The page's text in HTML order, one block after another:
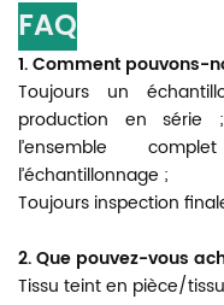
FAQ
1. Comment pouvons-
Toujours un
production en série
l’ensemble
l’échantillonnage ;
Toujours inspection
2. Que pouvez-vous
Tissu teint en pièce/